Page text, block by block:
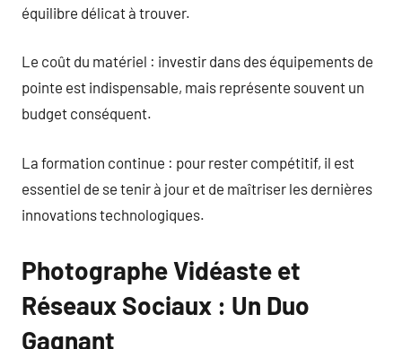
équilibre délicat à trouver.
Le coût du matériel : investir dans des équipements de
pointe est indispensable, mais représente souvent un
budget conséquent.
La formation continue : pour rester compétitif, il est
essentiel de se tenir à jour et de maîtriser les dernières
innovations technologiques.
Photographe Vidéaste et
Réseaux Sociaux : Un Duo
Gagnant